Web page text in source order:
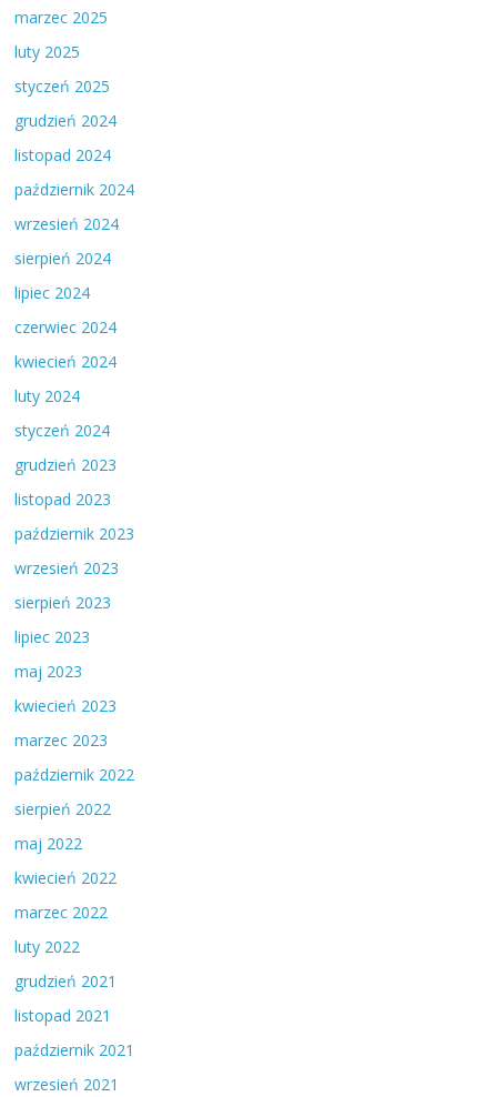
marzec 2025
luty 2025
styczeń 2025
grudzień 2024
listopad 2024
październik 2024
wrzesień 2024
sierpień 2024
lipiec 2024
czerwiec 2024
kwiecień 2024
luty 2024
styczeń 2024
grudzień 2023
listopad 2023
październik 2023
wrzesień 2023
sierpień 2023
lipiec 2023
maj 2023
kwiecień 2023
marzec 2023
październik 2022
sierpień 2022
maj 2022
kwiecień 2022
marzec 2022
luty 2022
grudzień 2021
listopad 2021
październik 2021
wrzesień 2021